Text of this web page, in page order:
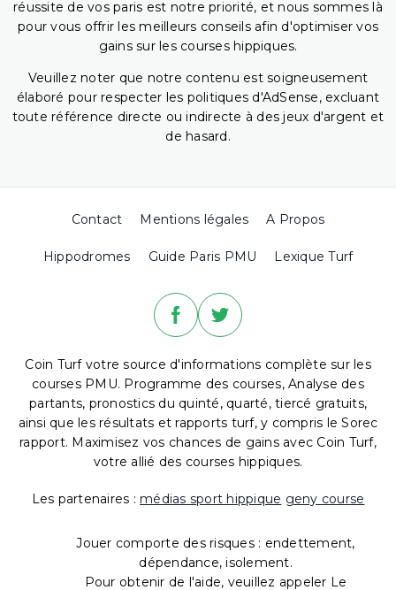
réussite de vos paris est notre priorité, et nous sommes là
pour vous offrir les meilleurs conseils afin d'optimiser vos
gains sur les courses hippiques.
Veuillez noter que notre contenu est soigneusement
élaboré pour respecter les politiques d'AdSense, excluant
toute référence directe ou indirecte à des jeux d'argent et
de hasard.
Contact Mentions légales A Propos
Hippodromes Guide Paris PMU Lexique Turf
Coin Turf votre source d'informations complète sur les
courses PMU. Programme des courses, Analyse des
partants, pronostics du quinté, quarté, tiercé gratuits,
ainsi que les résultats et rapports turf, y compris le Sorec
rapport. Maximisez vos chances de gains avec Coin Turf,
votre allié des courses hippiques.
Les partenaires : médias sport hippique geny course
Jouer comporte des risques : endettement,
dépendance, isolement.
Pour obtenir de l'aide, veuillez appeler Le